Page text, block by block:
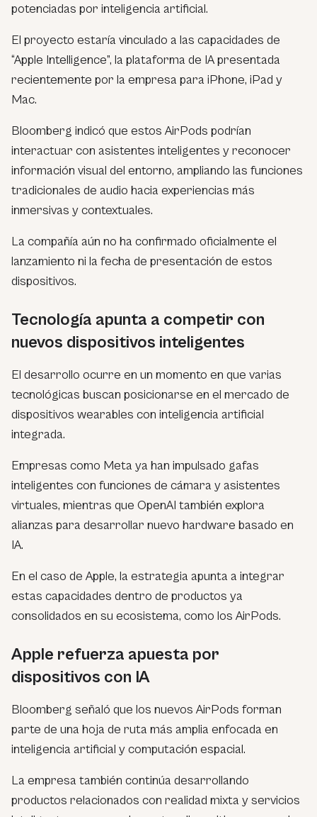
potenciadas por inteligencia artificial.
El proyecto estaría vinculado a las capacidades de
“Apple Intelligence”, la plataforma de IA presentada
recientemente por la empresa para iPhone, iPad y
Mac.
Bloomberg indicó que estos AirPods podrían
interactuar con asistentes inteligentes y reconocer
información visual del entorno, ampliando las funciones
tradicionales de audio hacia experiencias más
inmersivas y contextuales.
La compañía aún no ha confirmado oficialmente el
lanzamiento ni la fecha de presentación de estos
dispositivos.
Tecnología apunta a competir con
nuevos dispositivos inteligentes
El desarrollo ocurre en un momento en que varias
tecnológicas buscan posicionarse en el mercado de
dispositivos wearables con inteligencia artificial
integrada.
Empresas como Meta ya han impulsado gafas
inteligentes con funciones de cámara y asistentes
virtuales, mientras que OpenAI también explora
alianzas para desarrollar nuevo hardware basado en
IA.
En el caso de Apple, la estrategia apunta a integrar
estas capacidades dentro de productos ya
consolidados en su ecosistema, como los AirPods.
Apple refuerza apuesta por
dispositivos con IA
Bloomberg señaló que los nuevos AirPods forman
parte de una hoja de ruta más amplia enfocada en
inteligencia artificial y computación espacial.
La empresa también continúa desarrollando
productos relacionados con realidad mixta y servicios